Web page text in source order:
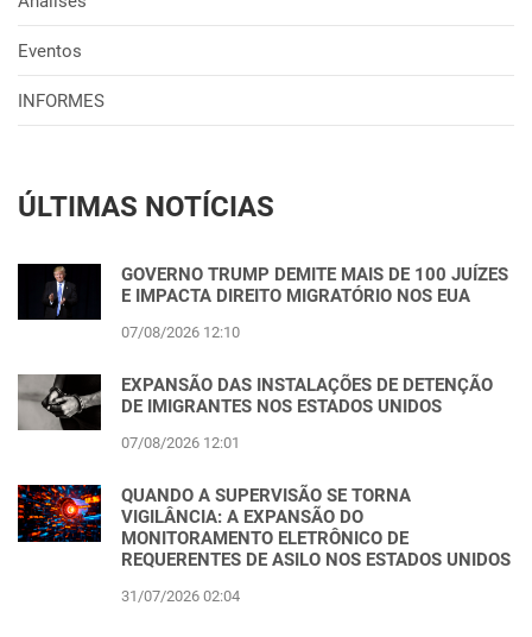
Eventos
INFORMES
ÚLTIMAS NOTÍCIAS
GOVERNO TRUMP DEMITE MAIS DE 100 JUÍZES
E IMPACTA DIREITO MIGRATÓRIO NOS EUA
07/08/2026 12:10
EXPANSÃO DAS INSTALAÇÕES DE DETENÇÃO
DE IMIGRANTES NOS ESTADOS UNIDOS
07/08/2026 12:01
QUANDO A SUPERVISÃO SE TORNA
VIGILÂNCIA: A EXPANSÃO DO
MONITORAMENTO ELETRÔNICO DE
REQUERENTES DE ASILO NOS ESTADOS UNIDOS
31/07/2026 02:04